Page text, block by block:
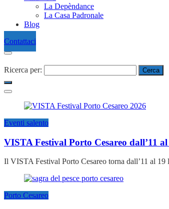
La Depèndance
La Casa Padronale
Blog
Contattaci
Ricerca per:
Eventi salento
VISTA Festival Porto Cesareo dall’11
Il VISTA Festival Porto Cesareo torna dall’11 al
Porto Cesareo